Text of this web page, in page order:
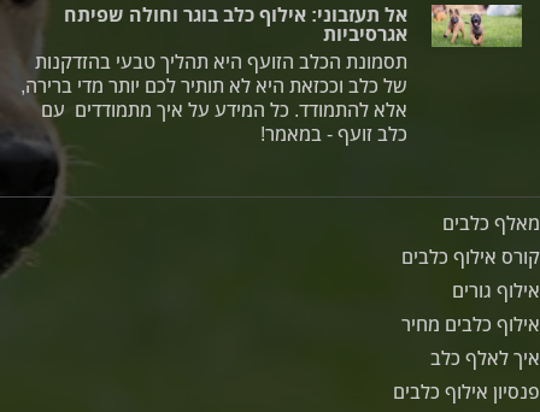
אל תעזבוני: אילוף כלב בוגר וחולה שפיתח
אגרסיביות
תסמונת הכלב הזועף היא תהליך טבעי בהזדקנות
של כלב וככזאת היא לא תותיר לכם יותר מדי ברירה,
אלא להתמודד. כל המידע על איך מתמודדים עם
כלב זועף - במאמר!
מאלף כלבים
קורס אילוף כלבים
אילוף גורים
אילוף כלבים מחיר
איך לאלף כלב
פנסיון אילוף כלבים